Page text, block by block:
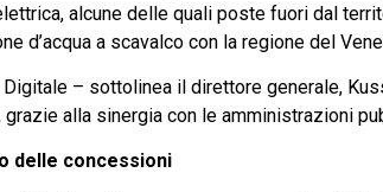
alcune delle quali poste fuori dal
d’acqua a scavalco con la regione del
Digitale – sottolinea il direttore generale,
alla sinergia con le amministrazioni
delle concessioni